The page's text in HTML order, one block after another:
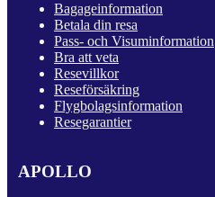
Bagageinformation
Betala din resa
Pass- och Visuminformation
Bra att veta
Resevillkor
Reseförsäkring
Flygbolagsinformation
Resegarantier
APOLLO